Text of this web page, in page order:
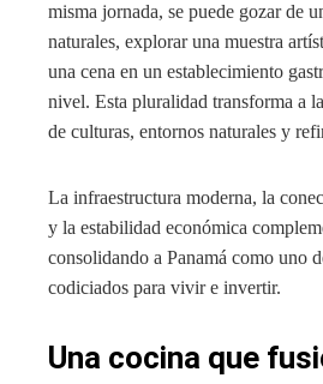
misma jornada, se puede gozar de
naturales, explorar una muestra
una cena en un establecimiento
nivel. Esta pluralidad transforma a
de culturas, entornos naturales y
La infraestructura moderna, la
y la estabilidad económica
consolidando a Panamá como uno
codiciados para vivir e invertir.
Una cocina que